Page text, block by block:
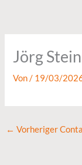
Jörg
Von/ 19/03/
← Vorheriger